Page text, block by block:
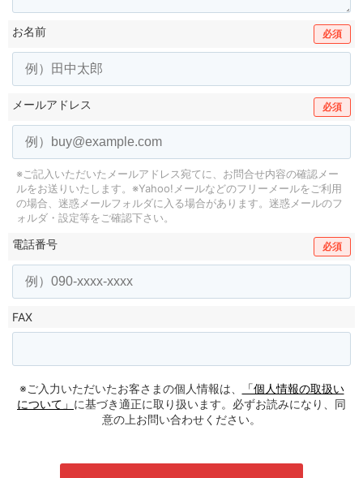
お名前 必須
メールアドレス 必須
※ご記入いただいたメールアドレス宛てに、お問合せ内容の確認メー
ルをお送りいたします。 ※Yahoo!メールなどのフリーメールをご利用
の場合、迷惑メールフォルダに入る場合があります。 迷惑メールのフ
ォルダ・設定等をご確認下さい。
電話番号 必須
FAX
※ご入力いただいたお客さまの個人情報は、
「個人情報の取扱い
について」 に基づき適正に取り扱います。必ずお読みになり、同
意の上お問い合わせください。